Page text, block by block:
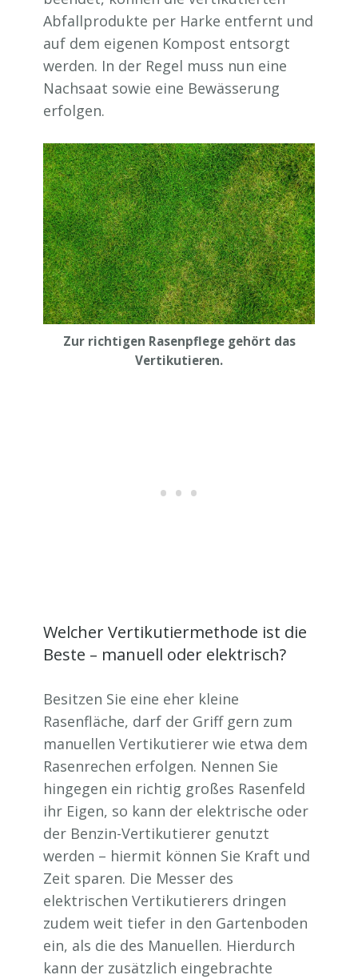
Abfallprodukte per Harke entfernt und
auf dem eigenen Kompost entsorgt
werden. In der Regel muss nun eine
Nachsaat sowie eine Bewässerung
erfolgen.
Zur richtigen Rasenpflege gehört das
Vertikutieren.
Welcher Vertikutiermethode ist die
Beste – manuell oder elektrisch?
Besitzen Sie eine eher kleine
Rasenfläche, darf der Griff gern zum
manuellen Vertikutierer wie etwa dem
Rasenrechen erfolgen. Nennen Sie
hingegen ein richtig großes Rasenfeld
ihr Eigen, so kann der elektrische oder
der Benzin-Vertikutierer genutzt
werden – hiermit können Sie Kraft und
Zeit sparen. Die Messer des
elektrischen Vertikutierers dringen
zudem weit tiefer in den Gartenboden
ein, als die des Manuellen. Hierdurch
kann der zusätzlich eingebrachte